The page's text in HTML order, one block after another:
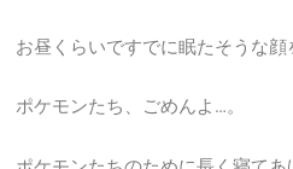
お昼くらいですでに眠たそうな顔
ポケモンたち、ごめんよ…。